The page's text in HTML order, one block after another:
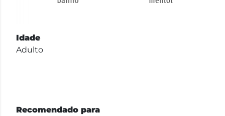
Idade
Adulto
Recomendado para